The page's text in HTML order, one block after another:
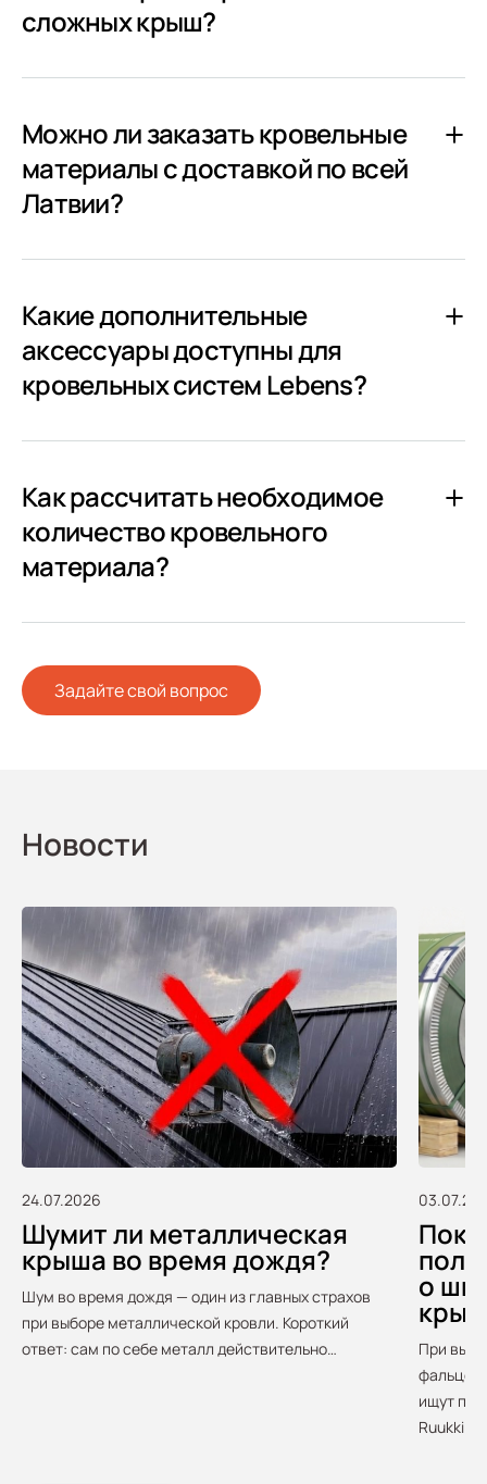
Задайте свой вопрос
сложных крыш?
Можно ли заказать кровельные
материалы с доставкой по всей
Латвии?
Какие дополнительные
аксессуары доступны для
кровельных систем Lebens?
Как рассчитать необходимое
количество кровельного
материала?
Новости
24.07.2026
Шумит ли металлическая
крыша во время дождя?
Шум во время дождя — один из главных страхов
при выборе металлической кровли. Короткий
ответ: сам по себе металл действительно…
о
При
ищут
Ruukki.